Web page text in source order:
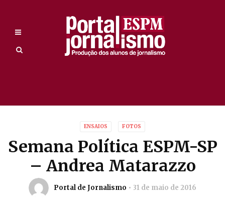
ENSAIOS FOTOS
Semana Política ESPM-SP
– Andrea Matarazzo
Portal de Jornalismo 31 de maio de 2016